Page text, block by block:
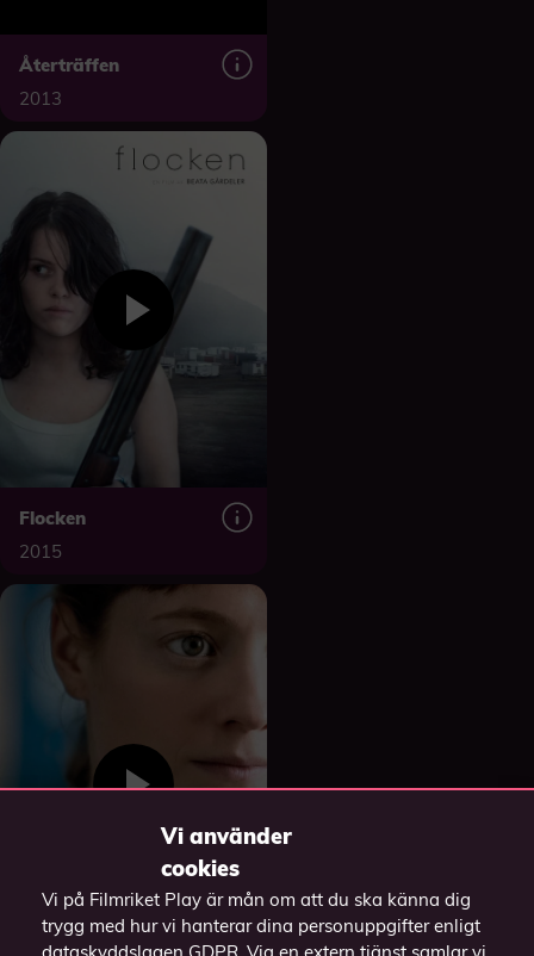
Vi använder
cookies
Vi på Filmriket Play är mån om att du ska känna dig
trygg med hur vi hanterar dina personuppgifter enligt
dataskyddslagen GDPR. Via en extern tjänst samlar vi
Återträffen
2013
Flocken
2015